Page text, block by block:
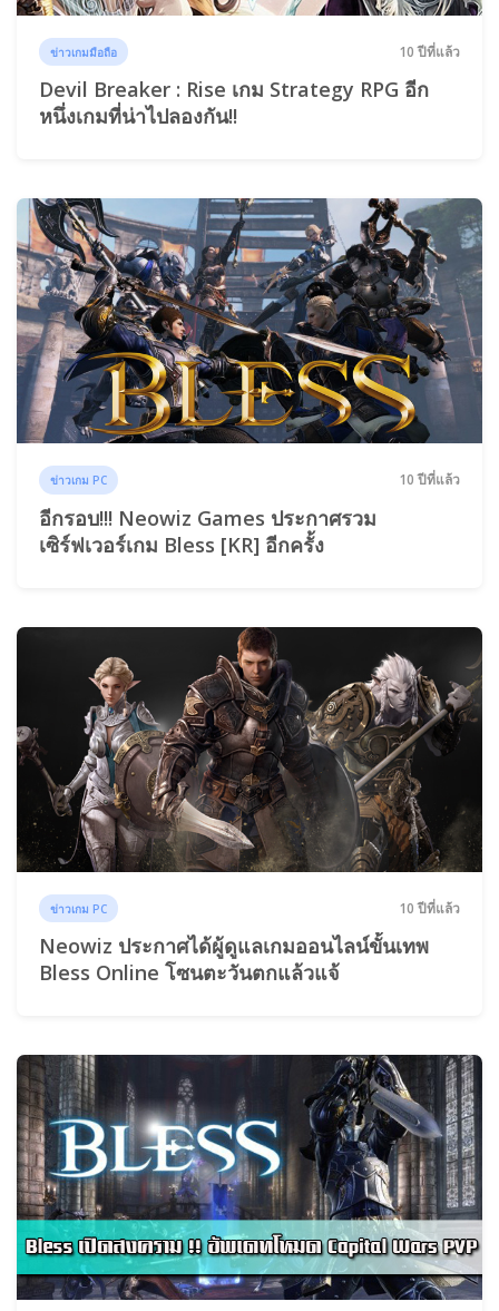
ข่าวเกมมือถือ 10 ปีที่แล้ว
Devil Breaker : Rise เกม Strategy RPG อีก
หนึ่งเกมที่น่าไปลองกัน!!
ข่าวเกม PC 10 ปีที่แล้ว
อีกรอบ!!! Neowiz Games ประกาศรวม
เซิร์ฟเวอร์เกม Bless [KR] อีกครั้ง
ข่าวเกม PC 10 ปีที่แล้ว
Neowiz ประกาศได้ผู้ดูแลเกมออนไลน์ขั้นเทพ
Bless Online โซนตะวันตกแล้วแจ้